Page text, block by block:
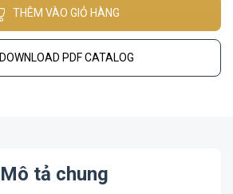
THÊM VÀO GIỎ HÀNG
DOWNLOAD PDF CATALOG
Mô tả chung